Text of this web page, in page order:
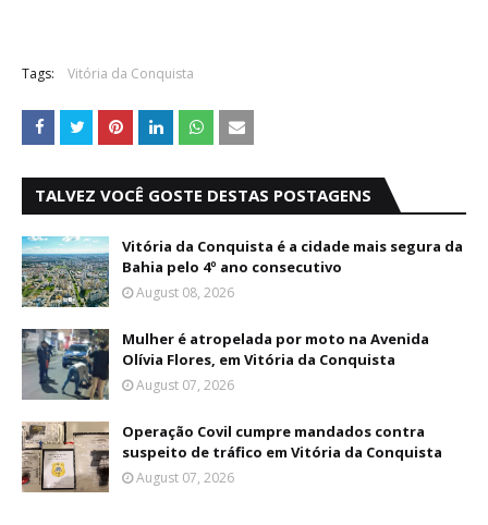
Tags: Vitória da Conquista
TALVEZ VOCÊ GOSTE DESTAS POSTAGENS
Vitória da Conquista é a cidade mais segura da
Bahia pelo 4º ano consecutivo
August 08, 2026
Mulher é atropelada por moto na Avenida
Olívia Flores, em Vitória da Conquista
August 07, 2026
Operação Covil cumpre mandados contra
suspeito de tráfico em Vitória da Conquista
August 07, 2026